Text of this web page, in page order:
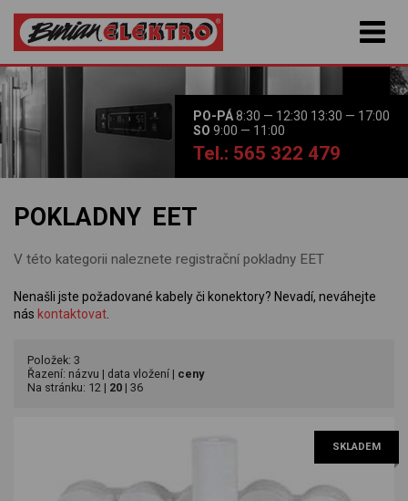
PO-PÁ8:30 — 12:30 13:30 — 17:00
SO 9:00 — 11:00
Tel.: 565 322 479
POKLADNY EET
V této kategorii naleznete registrační pokladny EET
Nenašli jste požadované kabely či konektory? Nevadí, neváhejte
nás kontaktovat
Položek: 3
Řazení: názvu | data vložení | ceny
Na stránku: 12 | 20 | 36
SKLADEM